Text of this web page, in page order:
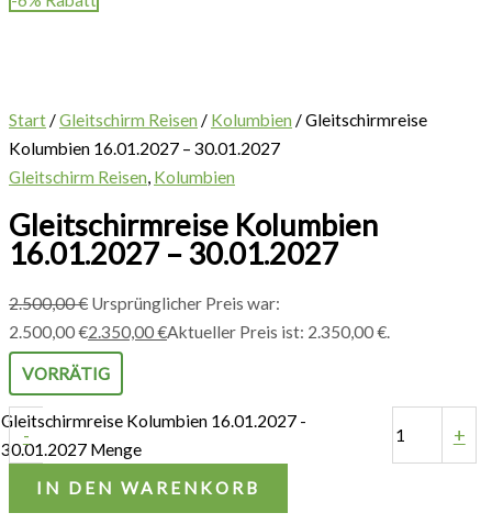
Start/Gleitschirm Reisen / Kolumbien / Gleitschirmreise
Kolumbien 16.01.2027 – 30.01.2027
Gleitschirm Reisen, Kolumbien
Gleitschirmreise Kolumbien
16.01.2027 – 30.01.2027
2.500,00€ Ursprünglicher Preis war:
2.500,00 €2.350,00€Aktueller Preis ist: 2.350,00 €.
VORRÄTIG
-
Gleitschirmreise Kolumbien 16.01.2027 -
30.01.2027 Menge
+
IN DEN WARENKORB